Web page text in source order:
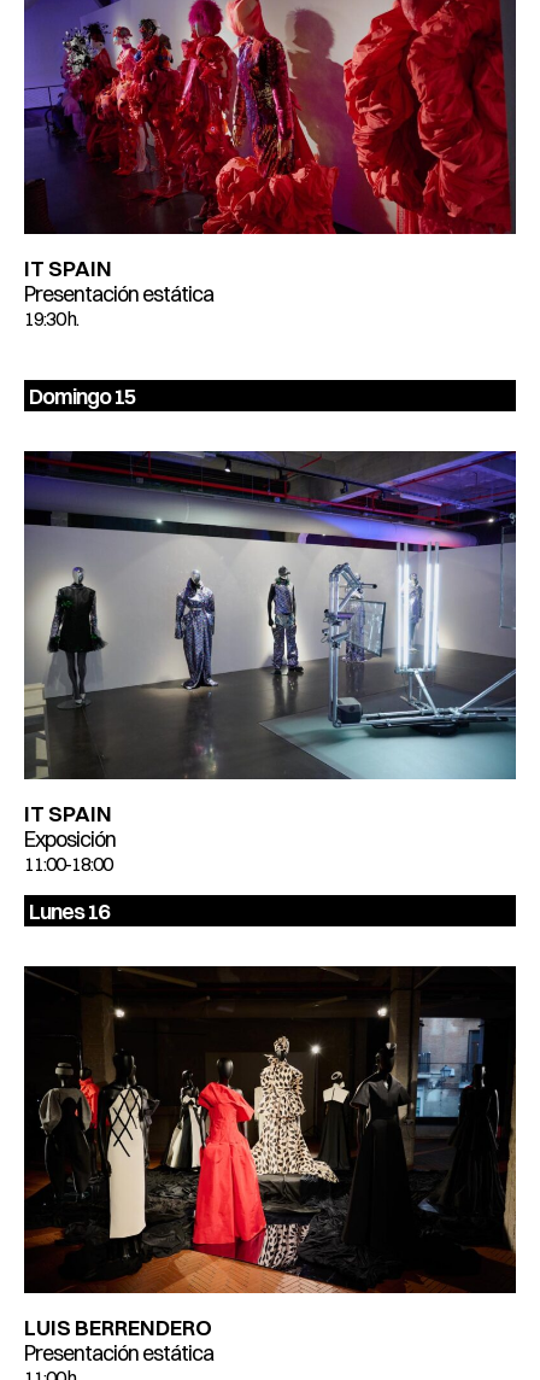
IT SPAIN
Presentación estática
19:30 h.
Domingo 15
IT SPAIN
Exposición
11:00-18:00
Lunes 16
LUIS BERRENDERO
Presentación estática